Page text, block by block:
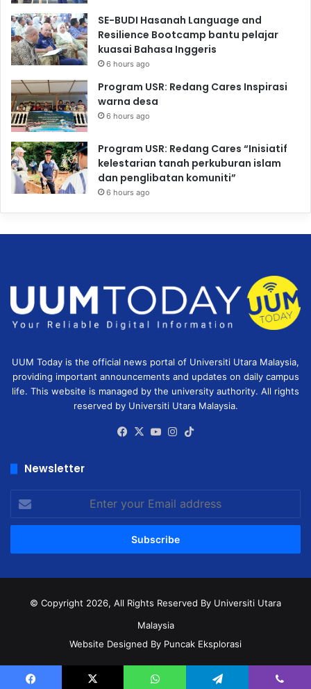
SE-BUDI Hasanah Language and
Resilience Bootcamp bantu pelajar
kuasai Bahasa Inggeris
6 hours ago
Program USR: Redang Cares Inspirasi
warna desa
6 hours ago
Program USR: Redang Cares “Inisiatif
kelestarian tanah perkuburan islam
dan penglibatan komuniti”
6 hours ago
UUM Today is the official news portal of Universiti Utara Malaysia,
providing important announcements and updates on daily campus
life. This website is managed by the university authority. All rights
reserved by Universiti Utara Malaysia.
Facebook
X YouTubeInstagram
Newsletter
your
Email
© Copyright 2026, All Rights Reserved By Universiti Utara
Malaysia
Website Designed By Puncak Eksplorasi